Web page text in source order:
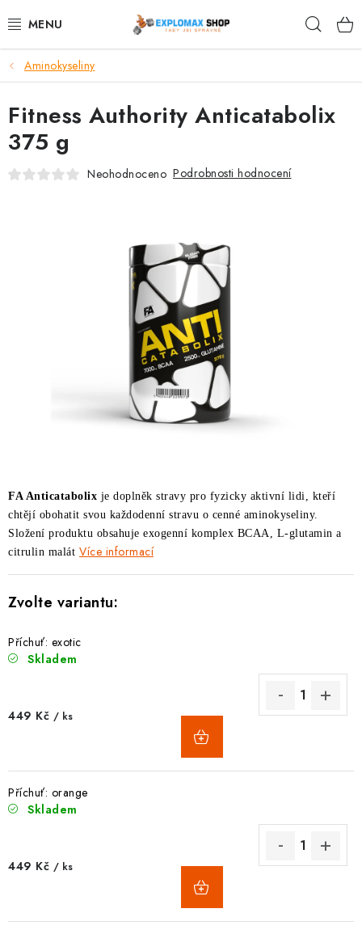
na
%AKCE
NOVINKY
SPORTOVNÍ VÝŽIVA
Slovník pojmů
Obchodní podmínky
Aminokyseliny
FA Anticatabolix je doplněk stravy pro fyzicky aktivní lidi, kteří
chtějí obohatit svou každodenní stravu o cenné aminokyseliny.
Složení produktu obsahuje exogenní komplex BCAA, L-glutamin a
citrulin malát Více informací
Příchuť: exotic
Skladem
449 Kč / ks
Příchuť: orange
Skladem
449 Kč / ks
Fitness Authority Anticatabolix
375 g
Neohodnoceno Podrobnosti hodnocení